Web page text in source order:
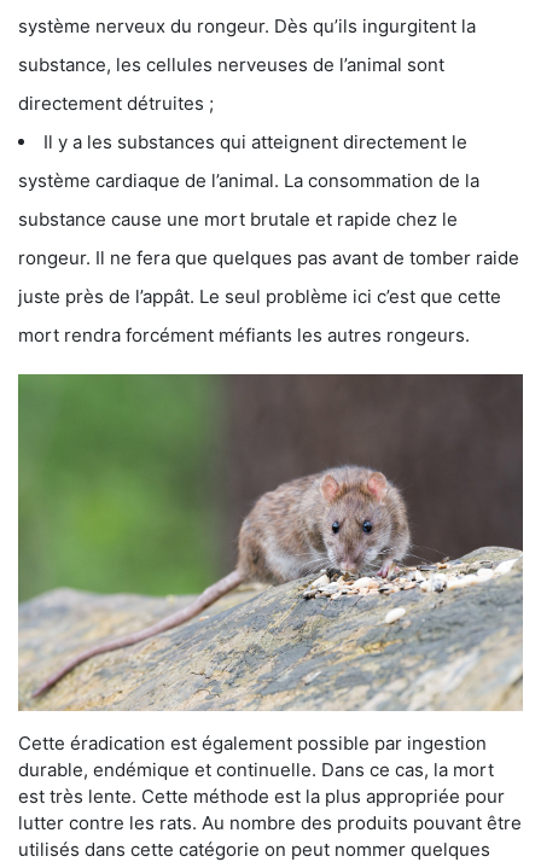
système nerveux du rongeur. Dès qu’ils ingurgitent la
substance, les cellules nerveuses de l’animal sont
directement détruites ;
Il y a les substances qui atteignent directement le
système cardiaque de l’animal. La consommation de la
substance cause une mort brutale et rapide chez le
rongeur. Il ne fera que quelques pas avant de tomber raide
juste près de l’appât. Le seul problème ici c’est que cette
mort rendra forcément méfiants les autres rongeurs.
Cette éradication est également possible par ingestion
durable, endémique et continuelle. Dans ce cas, la mort
est très lente. Cette méthode est la plus appropriée pour
lutter contre les rats. Au nombre des produits pouvant être
utilisés dans cette catégorie on peut nommer quelques